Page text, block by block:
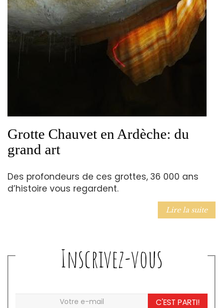
Grotte Chauvet en Ardèche: du
grand art
Des profondeurs de ces grottes, 36 000 ans
d’histoire vous regardent.
Lire la suite
Inscrivez-vous
C'EST PARTI!